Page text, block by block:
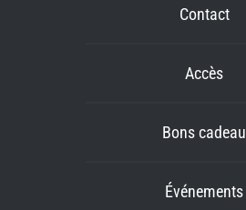
Contact
Accès
Bons cadeau
Événements